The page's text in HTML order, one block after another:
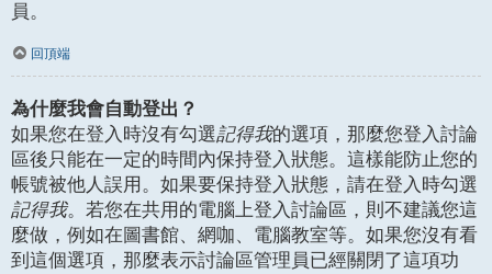
員。
回頂端
為什麼我會自動登出？
如果您在登入時沒有勾選記得我的選項，那麼您登入討論
區後只能在一定的時間內保持登入狀態。這樣能防止您的
帳號被他人誤用。如果要保持登入狀態，請在登入時勾選
記得我。若您在共用的電腦上登入討論區，則不建議您這
麼做，例如在圖書館、網咖、電腦教室等。如果您沒有看
到這個選項，那麼表示討論區管理員已經關閉了這項功